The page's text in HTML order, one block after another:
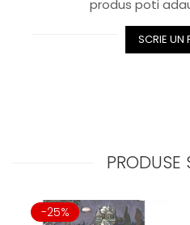
produs poti
SCRIE UN
PRODUSE
-25%